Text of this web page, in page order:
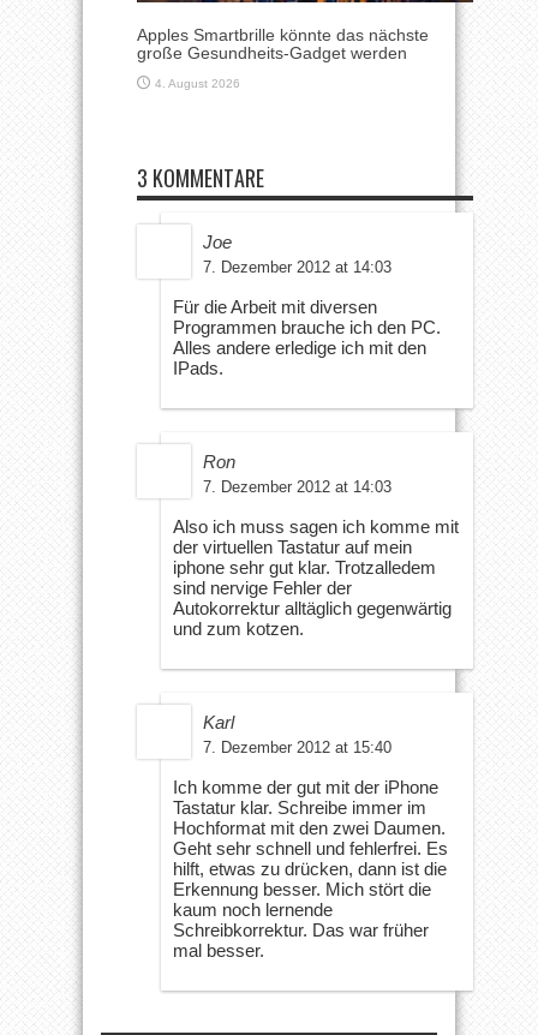
Apples Smartbrille könnte das nächste
große Gesundheits-Gadget werden
4. August 2026
3 KOMMENTARE
Joe
7. Dezember 2012 at 14:03
Für die Arbeit mit diversen
Programmen brauche ich den PC.
Alles andere erledige ich mit den
IPads.
Ron
7. Dezember 2012 at 14:03
Also ich muss sagen ich komme mit
der virtuellen Tastatur auf mein
iphone sehr gut klar. Trotzalledem
sind nervige Fehler der
Autokorrektur alltäglich gegenwärtig
und zum kotzen.
Karl
7. Dezember 2012 at 15:40
Ich komme der gut mit der iPhone
Tastatur klar. Schreibe immer im
Hochformat mit den zwei Daumen.
Geht sehr schnell und fehlerfrei. Es
hilft, etwas zu drücken, dann ist die
Erkennung besser. Mich stört die
kaum noch lernende
Schreibkorrektur. Das war früher
mal besser.